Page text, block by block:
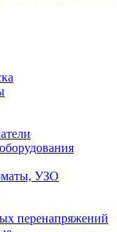
УЗО
перенапряжений